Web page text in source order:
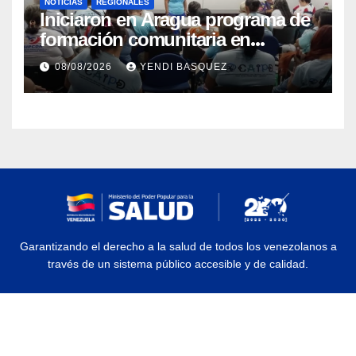
Iniciaron en Aragua programa de
formación comunitaria en
atención a personas con
discapacidad
08/08/2026 YENDI BASQUEZ
Garantizando el derecho a la salud de todos los venezolanos a
través de un sistema público accesible y de calidad.